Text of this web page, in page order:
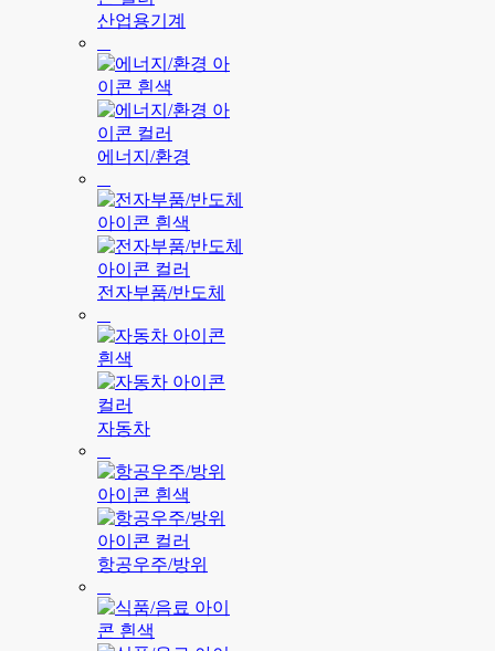
산업용기계
에너지/환경
전자부품/반도체
자동차
항공우주/방위